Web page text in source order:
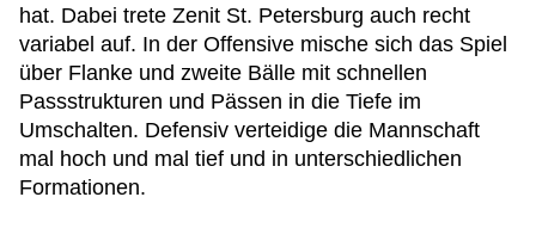
hat. Dabei trete Zenit St. Petersburg auch recht
variabel auf. In der Offensive mische sich das Spiel
über Flanke und zweite Bälle mit schnellen
Passstrukturen und Pässen in die Tiefe im
Umschalten. Defensiv verteidige die Mannschaft
mal hoch und mal tief und in unterschiedlichen
Formationen.